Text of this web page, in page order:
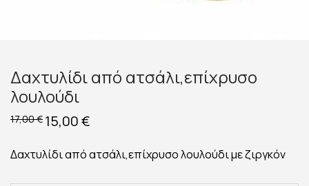
Δαχτυλίδι από ατσάλι,επίχρυσο
λουλούδι
17,00€ Original
price
17,00 €.
15,00€
είναι:
15,00 €.
Δαχτυλίδι από ατσάλι,επίχρυσο λουλούδι με ζιργκόν